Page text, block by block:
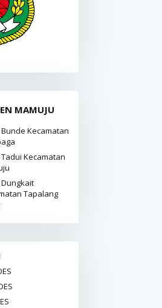
MAMUJU
Kecamatan
Kecamatan
Tapalang